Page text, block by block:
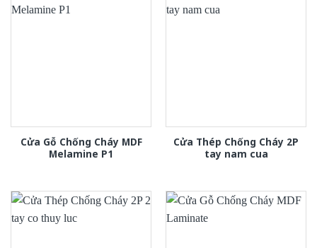
Cửa Gỗ Chống Cháy MDF
Melamine P1
Cửa Thép Chống Cháy 2P
tay nam cua